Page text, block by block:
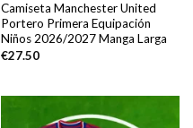
Camiseta Manchester United
Portero Primera Equipación
Niños 2026/2027 Manga Larga
€27.50